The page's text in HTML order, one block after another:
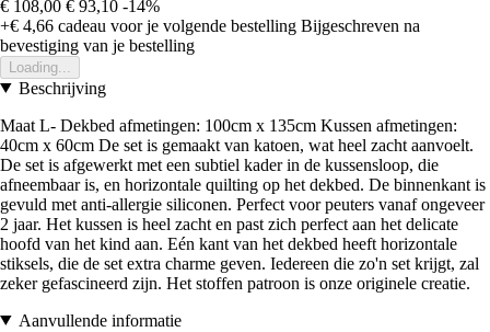
€ 108,00 € 93,10 -14%
+€ 4,66 cadeau voor je volgende bestelling Bijgeschreven na
bevestiging van je bestelling
Loading...
Beschrijving
Maat L- Dekbed afmetingen: 100cm x 135cm Kussen afmetingen:
40cm x 60cm De set is gemaakt van katoen, wat heel zacht aanvoelt.
De set is afgewerkt met een subtiel kader in de kussensloop, die
afneembaar is, en horizontale quilting op het dekbed. De binnenkant is
gevuld met anti-allergie siliconen. Perfect voor peuters vanaf ongeveer
2 jaar. Het kussen is heel zacht en past zich perfect aan het delicate
hoofd van het kind aan. Eén kant van het dekbed heeft horizontale
stiksels, die de set extra charme geven. Iedereen die zo'n set krijgt, zal
zeker gefascineerd zijn. Het stoffen patroon is onze originele creatie.
Aanvullende informatie